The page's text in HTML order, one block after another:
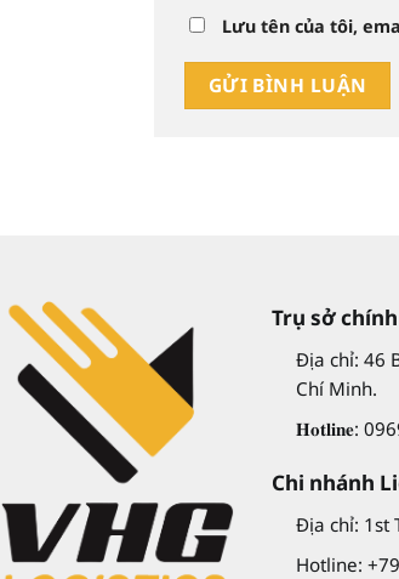
Lưu tên của tôi,
Trụ sở
Địa chỉ: 46
Chí Minh.
𝐇𝐨𝐭𝐥𝐢𝐧𝐞:
Chi nhánh
Địa chỉ: 1st
Hotline: